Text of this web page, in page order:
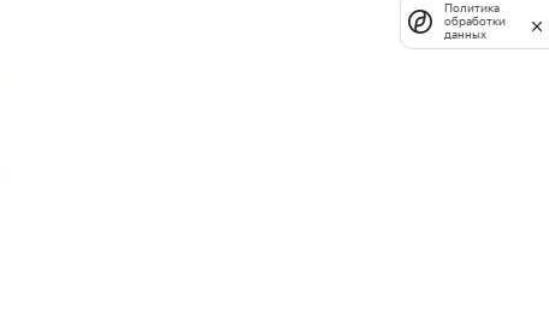
Политика
обработки
данных